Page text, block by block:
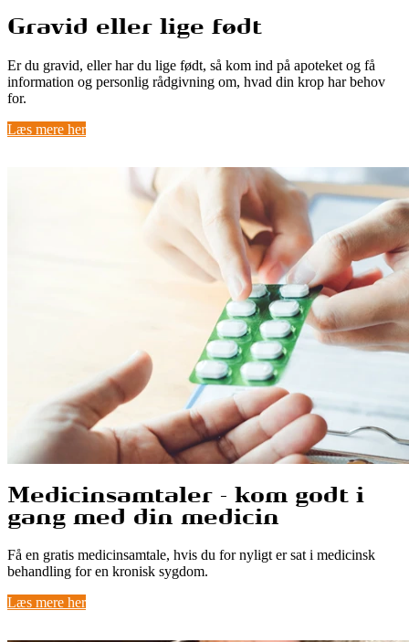
Gravid eller lige født
Er du gravid, eller har du lige født, så kom ind på apoteket og få
information og personlig rådgivning om, hvad din krop har behov
for.
Læs mere her
Medicinsamtaler - kom godt i
gang med din medicin
Få en gratis medicinsamtale, hvis du for nyligt er sat i medicinsk
behandling for en kronisk sygdom.
Læs mere her